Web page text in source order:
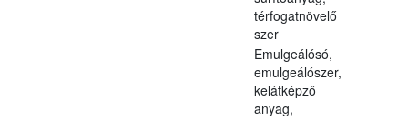
térfogatnövelő
szer
Emulgeálósó,
emulgeálószer,
kelátképző
anyag,